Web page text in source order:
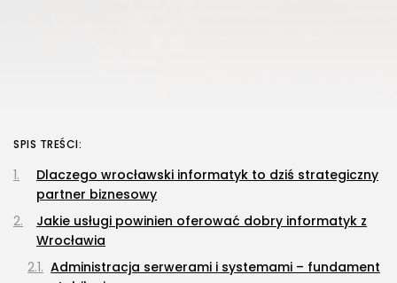
SPIS TREŚCI:
Dlaczego wrocławski informatyk to dziś strategiczny
partner biznesowy
Jakie usługi powinien oferować dobry informatyk z
Wrocławia
Administracja serwerami i systemami – fundament